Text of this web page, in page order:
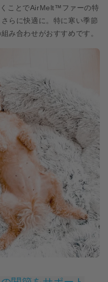
ことでAirMelt™ファーの特
らに快適に。特に寒い季節
み合わせがおすすめです 。